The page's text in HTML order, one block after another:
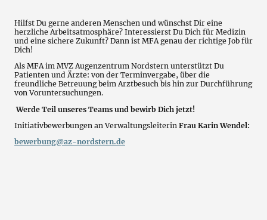
Hilfst Du gerne anderen Menschen und wünschst Dir eine
herzliche Arbeitsatmosphäre? Interessierst Du Dich für Medizin
und eine sichere Zukunft? Dann ist MFA genau der richtige Job für
Dich!
Als MFA im MVZ Augenzentrum Nordstern unterstützt Du
Patienten und Ärzte: von der Terminvergabe, über die
freundliche Betreuung beim Arztbesuch bis hin zur Durchführung
von Voruntersuchungen.
Werde Teil unseres Teams und bewirb Dich jetzt!
Initiativbewerbungen an Verwaltungsleiterin Frau Karin Wendel:
bewerbung@az-nordstern.de